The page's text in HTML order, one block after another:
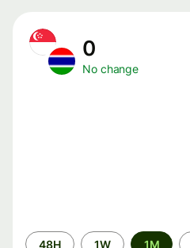
0
No change
Time48H 1W 1M